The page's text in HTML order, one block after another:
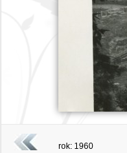
rok: 1960